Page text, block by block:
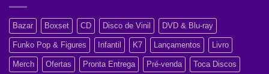
Bazar Boxset CD Disco de Vinil DVD & Blu-ray
Funko Pop & Figures Infantil K7 Lançamentos Livro
Merch Ofertas Pronta Entrega Pré-venda Toca Discos